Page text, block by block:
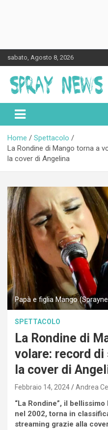
to
content
sabato, Agosto 8, 2026
Spraynews.it
Home
Spettacolo
La Rondine di Mango torna a
la cover di Angelina
Papà e figlia Mango
SPETTACOLO
La Rondine di
volare: record
la cover di
Febbraio 14, 2024 Andrea
“La Rondine”, il
nel 2002, torna in
streaming grazie alla